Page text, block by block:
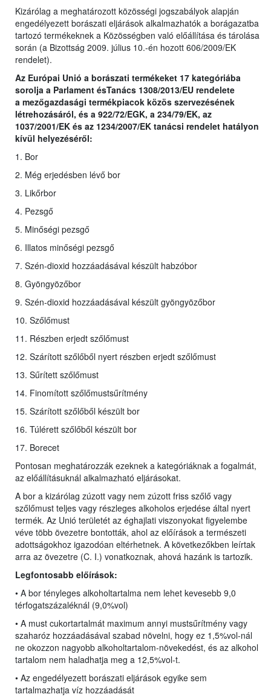
Kizárólag a meghatározott közösségi jogszabályok alapján
engedélyezett borászati eljárások alkalmazhatók a borágazatba
tartozó termékeknek a Közösségben való előállítása és tárolása
során (a Bizottság 2009. július 10.-én hozott 606/2009/EK
rendelet).
Az Európai Unió a borászati termékeket 17 kategóriába
sorolja a Parlament ésTanács 1308/2013/EU rendelete
a mezőgazdasági termékpiacok közös szervezésének
létrehozásáról, és a 922/72/EGK, a 234/79/EK, az
1037/2001/EK és az 1234/2007/EK tanácsi rendelet hatályon
kívül helyezéséről:
1. Bor
2. Még erjedésben lévő bor
3. Likőrbor
4. Pezsgő
5. Minőségi pezsgő
6. Illatos minőségi pezsgő
7. Szén-dioxid hozzáadásával készült habzóbor
8. Gyöngyözőbor
9. Szén-dioxid hozzáadásával készült gyöngyözőbor
10. Szőlőmust
11. Részben erjedt szőlőmust
12. Szárított szőlőből nyert részben erjedt szőlőmust
13. Sűrített szőlőmust
14. Finomított szőlőmustsűrítmény
15. Szárított szőlőből készült bor
16. Túlérett szőlőből készült bor
17. Borecet
Pontosan meghatározzák ezeknek a kategóriáknak a fogalmát,
az előállításuknál alkalmazható eljárásokat.
A bor a kizárólag zúzott vagy nem zúzott friss szőlő vagy
szőlőmust teljes vagy részleges alkoholos erjedése által nyert
termék. Az Unió területét az éghajlati viszonyokat figyelembe
véve több övezetre bontották, ahol az előírások a természeti
adottságokhoz igazodóan eltérhetnek. A következőkben leírtak
arra az övezetre (C. I.) vonatkoznak, ahová hazánk is tartozik.
Legfontosabb előírások:
• A bor tényleges alkoholtartalma nem lehet kevesebb 9,0
térfogatszázaléknál (9,0%vol)
• A must cukortartalmát maximum annyi mustsűrítmény vagy
szaharóz hozzáadásával szabad növelni, hogy ez 1,5%vol-nál
ne okozzon nagyobb alkoholtartalom-növekedést, és az alkohol
tartalom nem haladhatja meg a 12,5%vol-t.
• Az engedélyezett borászati eljárások egyike sem
tartalmazhatja víz hozzáadását